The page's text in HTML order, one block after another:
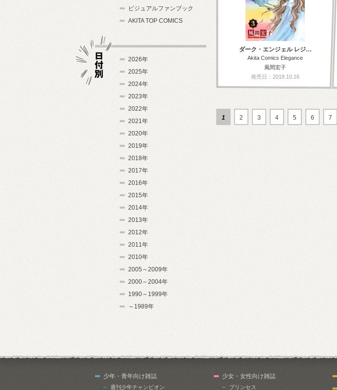
ダーク・エンジェル レジ…
Akita Comics Elegance
風間宏子
発売日：2018.10.16
1 2 3 4 5 6 7
ビジュアルファンブック
AKITA TOP COMICS
2026年
2025年
2024年
2023年
2022年
2021年
2020年
2019年
2018年
2017年
2016年
2015年
2014年
2013年
2012年
2011年
2010年
2005～2009年
2000～2004年
1990～1999年
～1989年
少年・青年向け雑誌
週刊少年チャンピオン
少女・女性向け雑誌
プリンセス